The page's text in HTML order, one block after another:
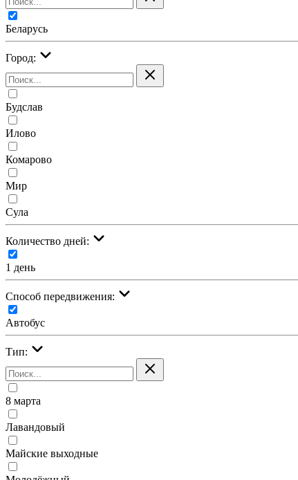
Беларусь
Город:
Будслав
Илово
Комарово
Мир
Сула
Количество дней:
1 день
Cпособ передвижения:
Автобус
Тип:
8 марта
Лавандовый
Майские выходные